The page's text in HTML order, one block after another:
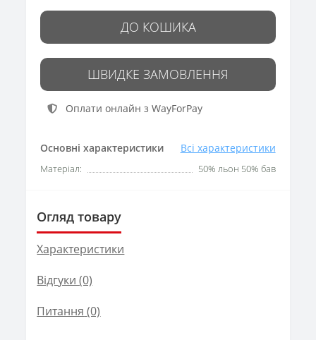
Основні характеристики Всі характеристики
Матеріал: 50% льон 50% бав
ДО КОШИКА
ШВИДКЕ ЗАМОВЛЕННЯ
Оплати онлайн з WayForPay
Огляд товару
Характеристики
Відгуки (0)
Питання (0)